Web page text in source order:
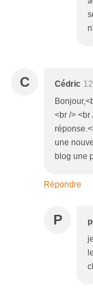
C Cédric
<br /> <br
une
blog une
Répondre
P